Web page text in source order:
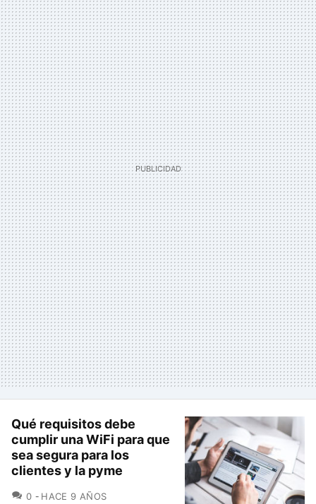
Qué requisitos debe
cumplir una WiFi para que
sea segura para los
clientes y la pyme
0 COMENTARIOS
HACE 9 AÑOS